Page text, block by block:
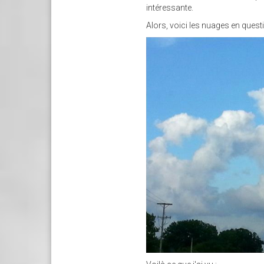
intéressante.
Alors, voici les nuages en